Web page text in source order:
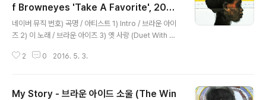
f Browneyes 'Take A Favorite', 200
7)
네이버 뮤직 번호) 곡명 / 아티스트 1) Intro / 브라운 아이
즈 2) 이 노래 / 브라운 아이즈 3) 옛 사랑 (Duet With 장
라운 아이즈 5) 벌써일년 / 브라운 아이즈 6) 사랑2 / 브라
0) 비오는 압구정 / 브라운 아이즈 11) True Love / 브라
2 0 2016. 5. 3.
My Story - 브라운 아이드 소울 (The Win